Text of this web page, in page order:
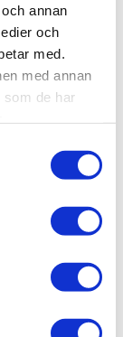
annan
och
med.
med annan
som de har
1 st i lager
VAL77090